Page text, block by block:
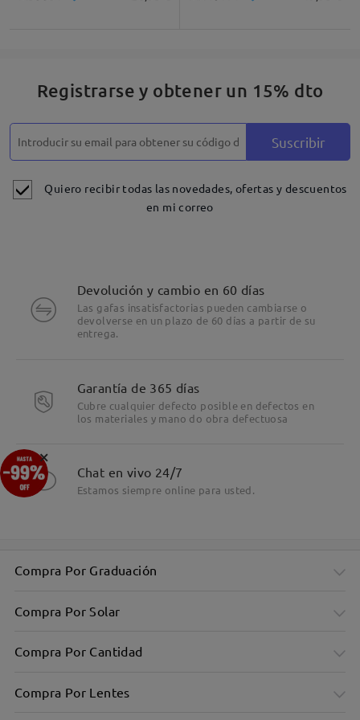
Registrarse y obtener un 15% dto
Suscribir
Quiero recibir todas las novedades, ofertas y descuentos
en mi correo
Devolución y cambio en 60 días
Las gafas insatisfactorias pueden cambiarse o
devolverse en un plazo de 60 días a partir de su
entrega.
Garantía de 365 días
Cubre cualquier defecto posible en defectos en
los materiales y mano do obra defectuosa
Chat en vivo 24/7
Estamos siempre online para usted.
Compra Por Graduación
Compra Por Solar
Compra Por Cantidad
Compra Por Lentes
×